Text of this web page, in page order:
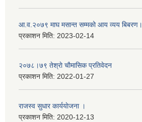
आ.व.२०७९ माघ मसान्त सम्मको आय व्यय बिबरण।
प्रकाशन मिति: 2023-02-14
२०७८।७९ तेश्राे चाैमासिक प्रतिवेदन
प्रकाशन मिति: 2022-01-27
राजस्व सुधार कार्ययाेजना ।
प्रकाशन मिति: 2020-12-13